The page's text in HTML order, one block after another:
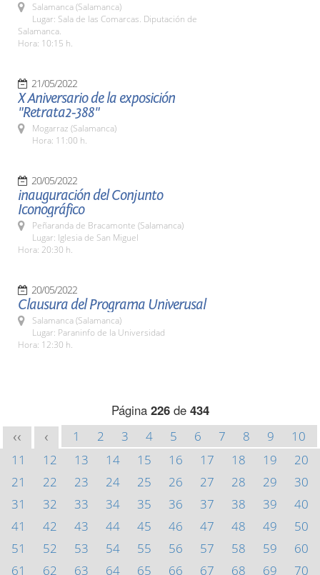
Salamanca (Salamanca)
Lugar: Sala de las Comarcas. Diputación de
Salamanca.
Hora: 10:15 h.
21/05/2022
X Aniversario de la exposición
"Retrata2-388"
Mogarraz (Salamanca)
Hora: 11:00 h.
20/05/2022
inauguración del Conjunto
Iconográfico
Peñaranda de Bracamonte (Salamanca)
Lugar: Iglesia de San Miguel
Hora: 20:30 h.
20/05/2022
Clausura del Programa Univerusal
Salamanca (Salamanca)
Lugar: Paraninfo de la Universidad
Hora: 12:30 h.
Página 226de 434
<< < 1 2 3 4 5 6 7 8 9
10
11
12 13 14 15 16 17 18 19
20
21
22 23 24 25 26 27 28 29
30
31
32 33 34 35 36 37 38 39
40
41
42 43 44 45 46 47 48 49
50
51
52 53 54 55 56 57 58 59
60
61
62 63 64 65 66 67 68 69
70